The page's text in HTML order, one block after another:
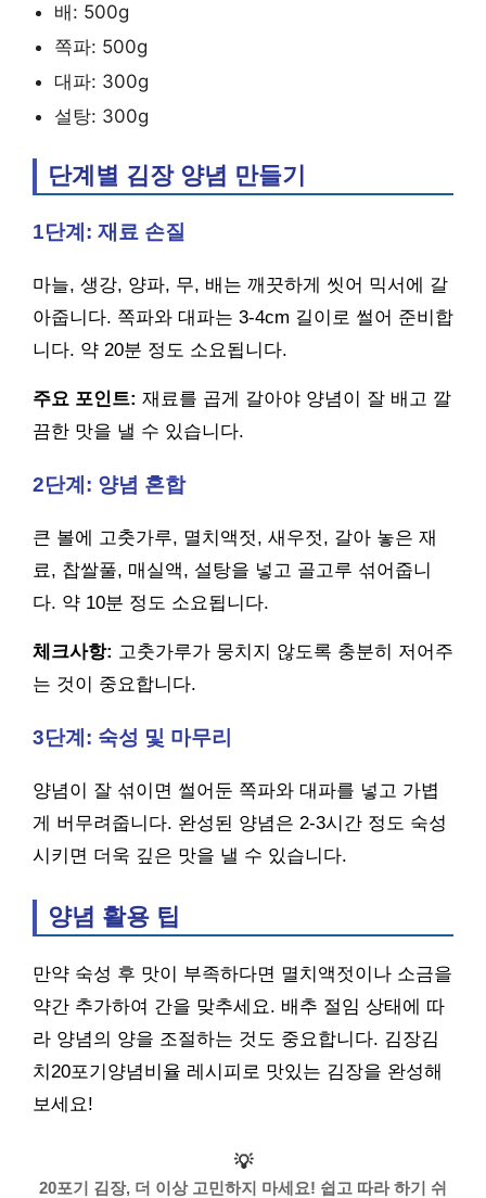
배: 500g
쪽파: 500g
대파: 300g
설탕: 300g
단계별 김장 양념 만들기
1단계: 재료 손질
마늘, 생강, 양파, 무, 배는 깨끗하게 씻어 믹서에 갈
아줍니다. 쪽파와 대파는 3-4cm 길이로 썰어 준비합
니다. 약 20분 정도 소요됩니다.
주요 포인트: 재료를 곱게 갈아야 양념이 잘 배고 깔
끔한 맛을 낼 수 있습니다.
2단계: 양념 혼합
큰 볼에 고춧가루, 멸치액젓, 새우젓, 갈아 놓은 재
료, 찹쌀풀, 매실액, 설탕을 넣고 골고루 섞어줍니
다. 약 10분 정도 소요됩니다.
체크사항: 고춧가루가 뭉치지 않도록 충분히 저어주
는 것이 중요합니다.
3단계: 숙성 및 마무리
양념이 잘 섞이면 썰어둔 쪽파와 대파를 넣고 가볍
게 버무려줍니다. 완성된 양념은 2-3시간 정도 숙성
시키면 더욱 깊은 맛을 낼 수 있습니다.
양념 활용 팁
만약 숙성 후 맛이 부족하다면 멸치액젓이나 소금을
약간 추가하여 간을 맞추세요. 배추 절임 상태에 따
라 양념의 양을 조절하는 것도 중요합니다. 김장김
치20포기양념비율 레시피로 맛있는 김장을 완성해
보세요!
💡
20포기 김장, 더 이상 고민하지 마세요! 쉽고 따라 하기 쉬